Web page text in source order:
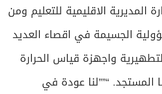
الاقليمية للتعليم ومن
الجسيمة في اقصاء العديد
واجهزة قياس الحرارة
“””لنا عودة في